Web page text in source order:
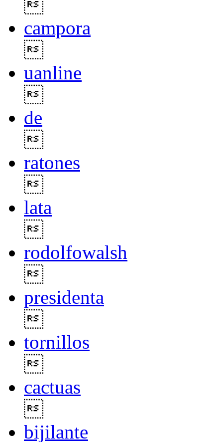
campora
uanline
de
ratones
lata
rodolfowalsh
presidenta
tornillos
cactuas
bijilante